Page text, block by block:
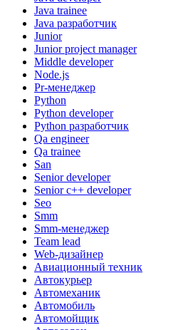
Java trainee
Java разработчик
Junior
Junior project manager
Middle developer
Node.js
Pr-менеджер
Python
Python developer
Python разработчик
Qa engineer
Qa trainee
San
Senior developer
Senior с++ developer
Seo
Smm
Smm-менеджер
Team lead
Web-дизайнер
Авиационный техник
Автокурьер
Автомеханик
Автомобиль
Автомойщик